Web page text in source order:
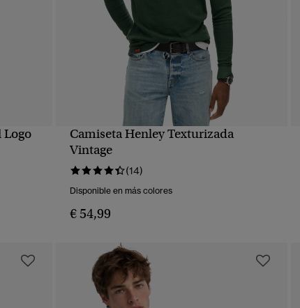
Logo
VISTA RÁPIDA
Camiseta Henley Texturizada
Vintage
(14)
Disponible en más colores
€ 54,99